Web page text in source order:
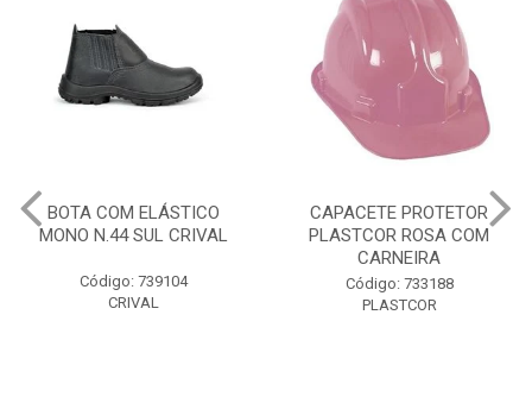
CAPACETE PROTETOR
PLASTCOR ROSA COM
Código: 733188
PLASTCOR
GRAUTH 25KG DENVER
Código: 728467
DENVER IMPER